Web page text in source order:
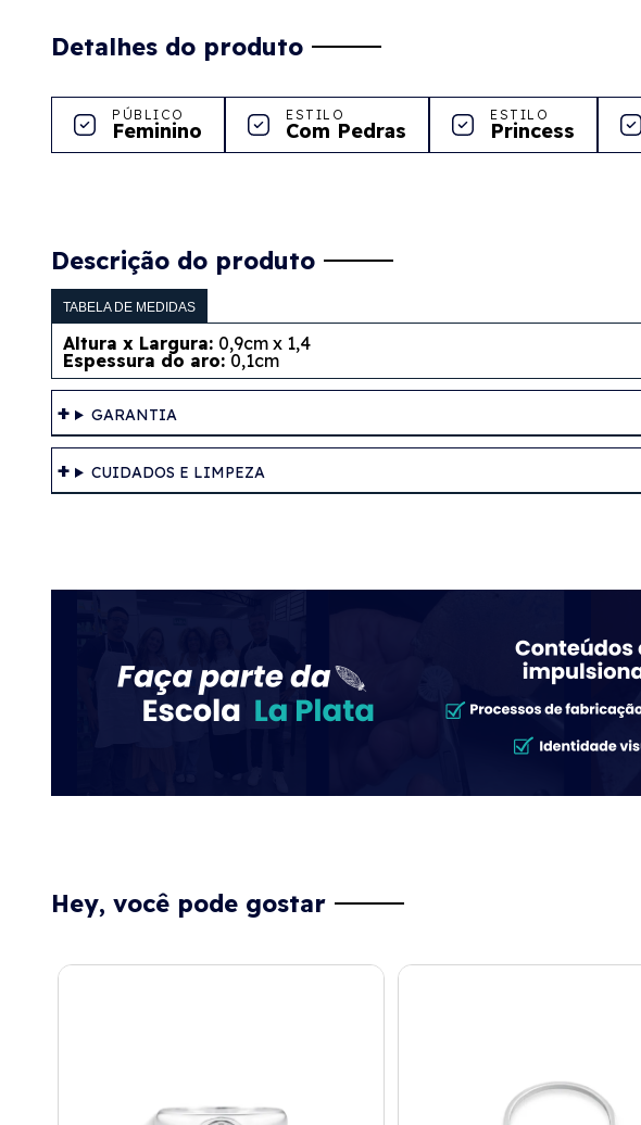
Detalhes do produto
PÚBLICO
Feminino
ESTILO
Com Pedras
ESTILO
Princess
Descrição do produto
TABELA DE MEDIDAS
Altura x Largura: 0,9cm x 1,4
Espessura do aro: 0,1cm
GARANTIA
CUIDADOS E LIMPEZA
Hey, você pode gostar